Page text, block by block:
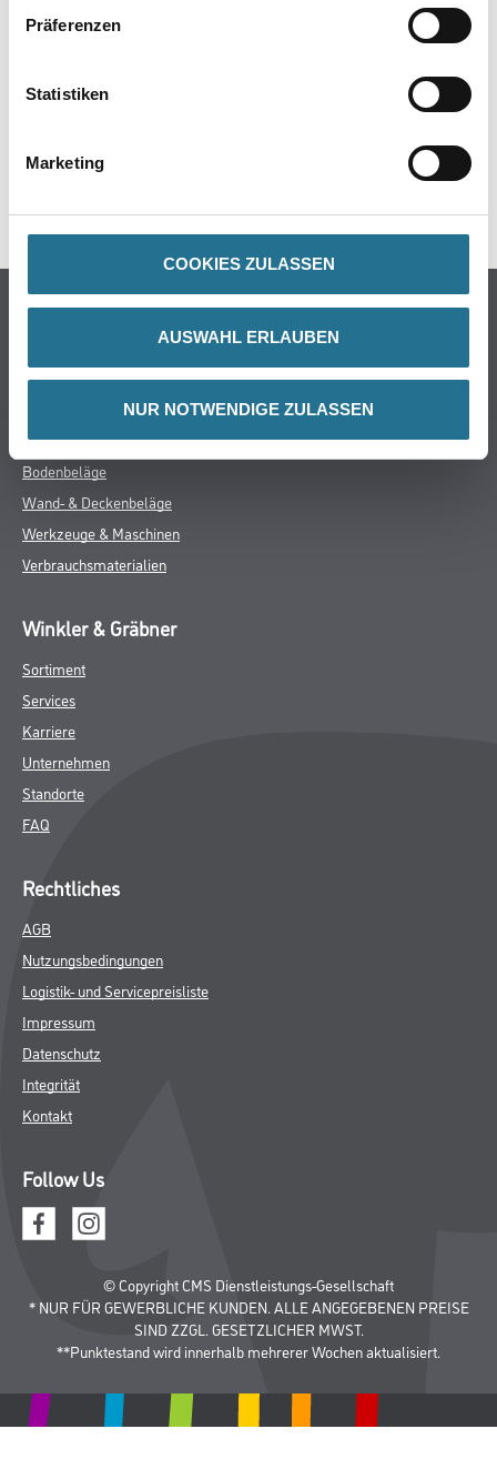
Präferenzen
Statistiken
Marketing
COOKIES ZULASSEN
AUSWAHL ERLAUBEN
NUR NOTWENDIGE ZULASSEN
GEFAHRENHINWEISE
DATENBLÄTTER
Online-Shop
WDV-Systeme
Putze- und Spachtelmassen
Bodenbeläge
Wand- & Deckenbeläge
Werkzeuge & Maschinen
Verbrauchsmaterialien
Winkler & Gräbner
Sortiment
Services
Karriere
Unternehmen
Standorte
FAQ
Rechtliches
AGB
Nutzungsbedingungen
Logistik- und Servicepreisliste
Impressum
Datenschutz
Integrität
Kontakt
Follow Us
© Copyright CMS Dienstleistungs-Gesellschaft
* NUR FÜR GEWERBLICHE KUNDEN. ALLE ANGEGEBENEN PREISE
SIND ZZGL. GESETZLICHER MWST.
**Punktestand wird innerhalb mehrerer Wochen aktualisiert.